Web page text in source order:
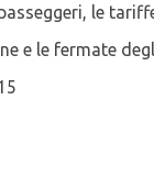
le
e le fermate